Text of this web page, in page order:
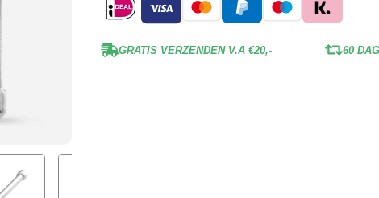
GRATIS VERZENDEN V.A €20,- 60